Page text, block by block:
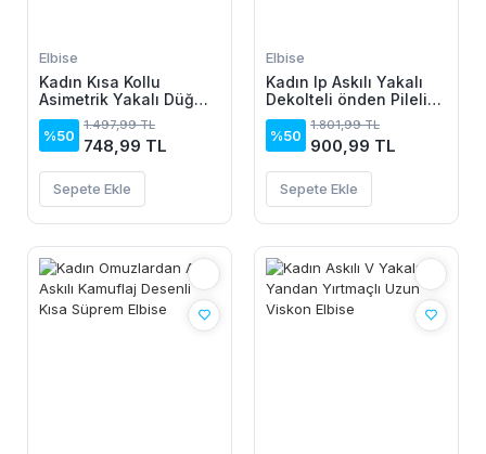
Elbise
Kadın Kısa Kollu
Asimetrik Yakalı Düğme
Detaylı Midi Viskon
Elbise
%50
1.497,99 TL
748,99 TL
Sepete Ekle
Elbise
Kadın Ip Askılı Yakalı
Dekolteli önden Pileli
Midi Ithal Krep Elbise
%50
1.801,99 TL
900,99 TL
Sepete Ekle